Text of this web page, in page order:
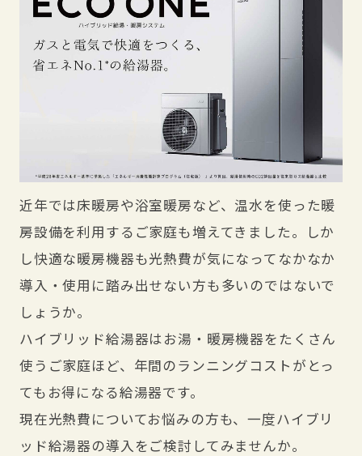
近年では床暖房や浴室暖房など、温水を使った暖
房設備を利用するご家庭も増えてきました。しか
し快適な暖房機器も光熱費が気になってなかなか
導入・使用に踏み出せない方も多いのではないで
しょうか。
ハイブリッド給湯器はお湯・暖房機器をたくさん
使うご家庭ほど、年間のランニングコストがとっ
てもお得になる給湯器です。
現在光熱費についてお悩みの方も、一度ハイブリ
ッド給湯器の導入をご検討してみませんか。